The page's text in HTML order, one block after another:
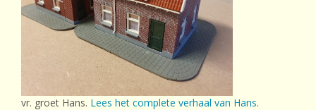
vr. groet Hans. Lees het complete verhaal van Hans.